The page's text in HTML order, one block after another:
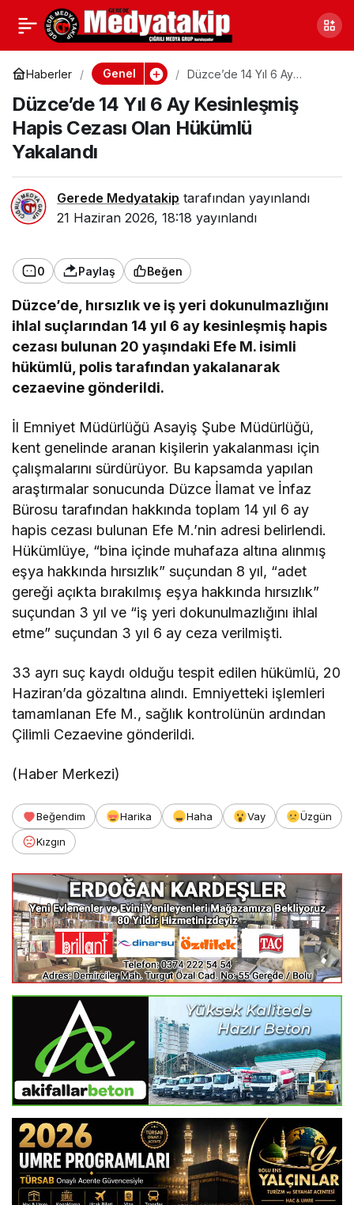
Haberler Genel
Düzce’de 14 Yıl 6 Ay
Olan Hükümlü Yakalandı
Düzce’de 14 Yıl 6 Ay Kesinleşmiş
Hapis Cezası Olan Hükümlü
Yakalandı
Gerede Medyatakip tarafından yayınlandı
21 Haziran 2026, 18:18 yayınlandı
0 Paylaş Beğen
Düzce’de, hırsızlık ve iş yeri dokunulmazlığını
ihlal suçlarından 14 yıl 6 ay kesinleşmiş hapis
cezası bulunan 20 yaşındaki Efe M. isimli
hükümlü, polis tarafından yakalanarak
cezaevine gönderildi.
İl Emniyet Müdürlüğü Asayiş Şube Müdürlüğü,
kent genelinde aranan kişilerin yakalanması için
çalışmalarını sürdürüyor. Bu kapsamda yapılan
araştırmalar sonucunda Düzce İlamat ve İnfaz
Bürosu tarafından hakkında toplam 14 yıl 6 ay
hapis cezası bulunan Efe M.’nin adresi belirlendi.
Hükümlüye, “bina içinde muhafaza altına alınmış
eşya hakkında hırsızlık” suçundan 8 yıl, “adet
gereği açıkta bırakılmış eşya hakkında hırsızlık”
suçundan 3 yıl ve “iş yeri dokunulmazlığını ihlal
etme” suçundan 3 yıl 6 ay ceza verilmişti.
33 ayrı suç kaydı olduğu tespit edilen hükümlü, 20
Haziran’da gözaltına alındı. Emniyetteki işlemleri
tamamlanan Efe M., sağlık kontrolünün ardından
Çilimli Cezaevine gönderildi.
(Haber Merkezi)
Beğendim Harika Haha Vay
Üzgün
Kızgın
Karabük’te Ehliyetsiz
Sürücü Dehşeti: Anne ile
10 Yaşındaki Kızı
Yaralandı
Paylaş